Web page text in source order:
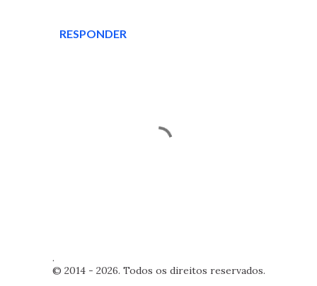
RESPONDER
.
© 2014 - 2026. Todos os direitos reservados.